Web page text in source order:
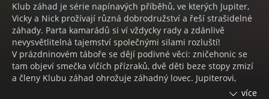
Klub záhad je série napínavých příběhů, ve kterých Jupiter,
Vicky a Nick prožívají různá dobrodružství a řeší strašidelné
záhady. Parta kamarádů si ví vždycky rady a zdánlivě
nevysvětlitelná tajemství společnými silami rozluští!
V prázdninovém táboře se dějí podivné věci: zničehonic se
tam objeví smečka vlčích přízraků, dvě děti beze stopy zmizí
a členy Klubu záhad ohrožuje záhadný lovec. Jupiterovi,
Vicky a Nickovi je brzy jasné, že vlci střeží strašlivé tajemství!
více